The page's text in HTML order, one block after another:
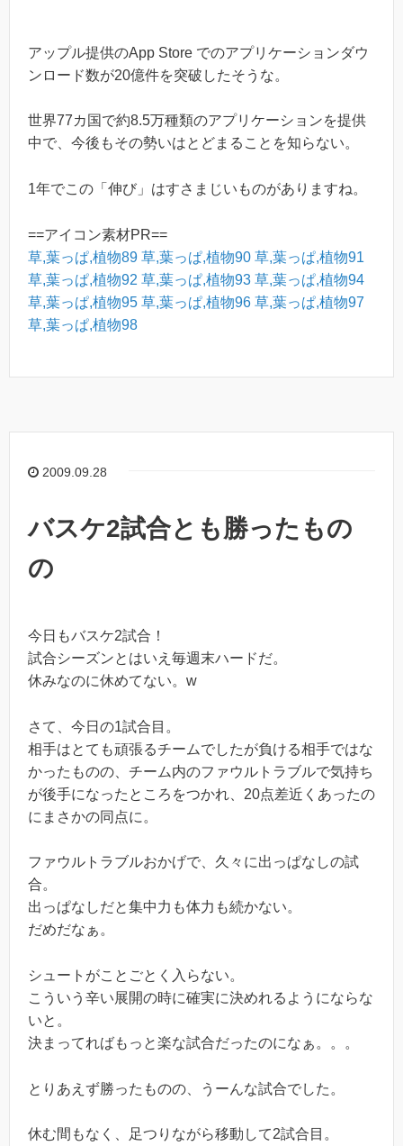
アップル提供のApp Store でのアプリケーションダウ
ンロード数が20億件を突破したそうな。
世界77カ国で約8.5万種類のアプリケーションを提供
中で、今後もその勢いはとどまることを知らない。
1年でこの「伸び」はすさまじいものがありますね。
==アイコン素材PR==
草,葉っぱ,植物89 草,葉っぱ,植物90 草,葉っぱ,植物91
草,葉っぱ,植物92 草,葉っぱ,植物93 草,葉っぱ,植物94
草,葉っぱ,植物95 草,葉っぱ,植物96 草,葉っぱ,植物97
草,葉っぱ,植物98
2009.09.28
バスケ2試合とも勝ったもの
の
今日もバスケ2試合！
試合シーズンとはいえ毎週末ハードだ。
休みなのに休めてない。w
さて、今日の1試合目。
相手はとても頑張るチームでしたが負ける相手ではな
かったものの、チーム内のファウルトラブルで気持ち
が後手になったところをつかれ、20点差近くあったの
にまさかの同点に。
ファウルトラブルおかげで、久々に出っぱなしの試
合。
出っぱなしだと集中力も体力も続かない。
だめだなぁ。
シュートがことごとく入らない。
こういう辛い展開の時に確実に決めれるようにならな
いと。
決まってればもっと楽な試合だったのになぁ。。。
とりあえず勝ったものの、うーんな試合でした。
休む間もなく、足つりながら移動して2試合目。